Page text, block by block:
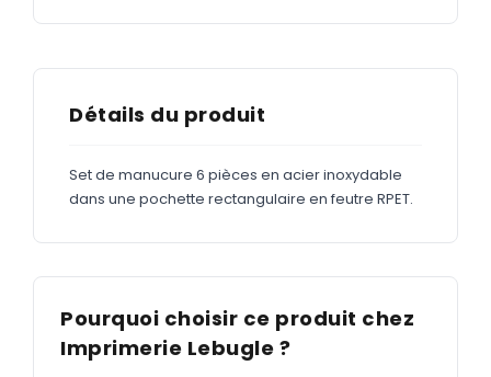
ADHÉSIFS
Adhésifs vitrine
MARQUAGE TEXTILE
Détails du produit
Set de manucure 6 pièces en acier inoxydable
dans une pochette rectangulaire en feutre RPET.
Pourquoi choisir ce produit chez
Imprimerie Lebugle ?